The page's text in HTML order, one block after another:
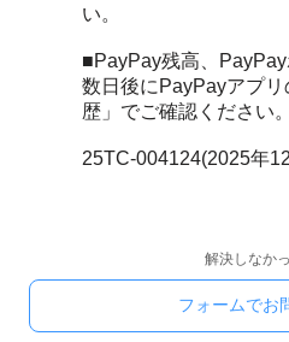
い。
■PayPay残高、PayPay
数日後にPayPayアプ
歴」でご確認ください。
25TC-004124(2025年
解決しなか
フォームでお